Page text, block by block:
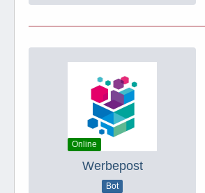
Online
Werbepost
Bot